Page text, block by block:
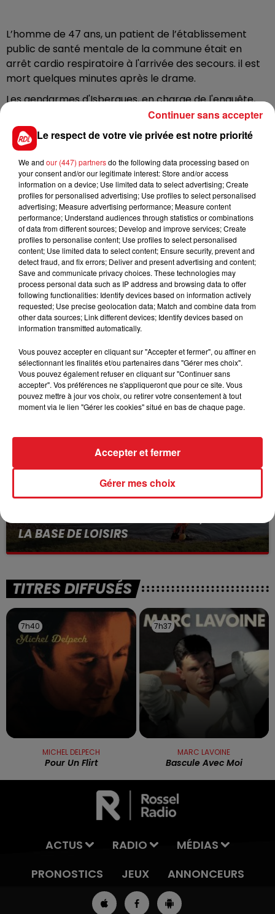
L’homme de 47 ans, un patient de l’établissement
public de santé mentale de la commune était en
arrêt cardio respiratoire à l'arrivée des secours. il est
mort quelques minutes après le drame.
Les gendarmes d'Isbergues, en charge de l'enquête,
recherchent des témoignages pouvant les aiguiller
sur les circonstances de l’accident, et notamment un
cycliste, qui se trouvait sur la chaussée au moment de
l’accident. Toute personne ayant des infos doit
contacter le 03 21 54 72 15
FIL D'ACTUS
15 juillet 2026
BÉTHUNE: ENQUÊTE POUR HOMICIDE
VOLONTAIRE EN COURS, APRÈS LA...
Selon les premiers éléments, le logement servait
à des prostituées
WINGLES: UN JEUNE PERD LA VIE, NOYÉ À
LA BASE DE LOISIRS
La victime a coulé à pic
TITRES DIFFUSÉS
7h40
7h40
MICHEL DELPECH
Pour Un Flirt
7h37
7h37
MARC LAVOINE
Bascule Avec Moi
ACTUS RADIO
MÉDIAS
PRONOSTICS
JEUX ANNONCEURS
Le respect de votre vie privée est notre priorité
We and our (447) partnersdo the following data processing based on
your consent and/or our legitimate interest: Store and/or access
information on a device; Use limited data to select advertising; Create
profiles for personalised advertising; Use profiles to select personalised
advertising; Measure advertising performance; Measure content
performance; Understand audiences through statistics or combinations
of data from different sources; Develop and improve services; Create
profiles to personalise content; Use profiles to select personalised
content; Use limited data to select content; Ensure security, prevent and
detect fraud, and fix errors; Deliver and present advertising and content;
Save and communicate privacy choices. These technologies may
process personal data such as IP address and browsing data to offer
following functionalities: Identify devices based on information actively
requested; Use precise geolocation data; Match and combine data from
other data sources; Link different devices; Identify devices based on
information transmitted automatically.
Vous pouvez accepter en cliquant sur "Accepter et fermer", ou affiner en
sélectionnant les finalités et/ou partenaires dans "Gérer mes choix".
Vous pouvez également refuser en cliquant sur "Continuer sans
accepter". Vos préférences ne s'appliqueront que pour ce site. Vous
pouvez mettre à jour vos choix, ou retirer votre consentement à tout
moment via le lien "Gérer les cookies" situé en bas de chaque page.
Gérer mes choix
Accepter et fermer
Continuer sans accepter